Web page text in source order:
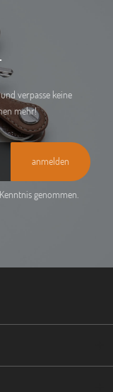
verpasse keine
mehr!
anmelden
genommen.